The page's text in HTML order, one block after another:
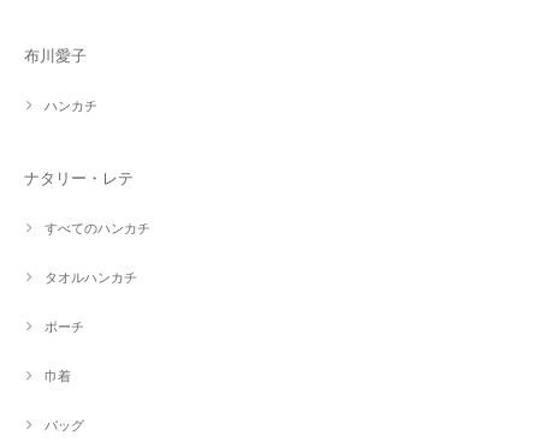
布川愛子
ハンカチ
ナタリー・レテ
すべてのハンカチ
タオルハンカチ
ポーチ
巾着
バッグ